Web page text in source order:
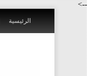
-->
الرئيسية